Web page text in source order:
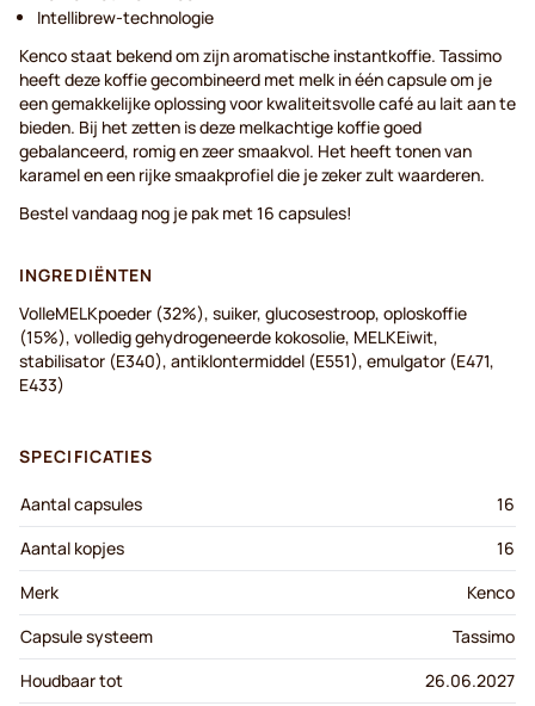
Intellibrew-technologie
Kenco staat bekend om zijn aromatische instantkoffie. Tassimo
heeft deze koffie gecombineerd met melk in één capsule om je
een gemakkelijke oplossing voor kwaliteitsvolle café au lait aan te
bieden. Bij het zetten is deze melkachtige koffie goed
gebalanceerd, romig en zeer smaakvol. Het heeft tonen van
karamel en een rijke smaakprofiel die je zeker zult waarderen.
Bestel vandaag nog je pak met 16 capsules!
INGREDIËNTEN
VolleMELKpoeder (32%), suiker, glucosestroop, oploskoffie
(15%), volledig gehydrogeneerde kokosolie, MELKEiwit,
stabilisator (E340), antiklontermiddel (E551), emulgator (E471,
E433)
SPECIFICATIES
Aantal capsules
16
Aantal kopjes
16
Merk
Kenco
Capsule systeem
Tassimo
Houdbaar tot
26.06.2027